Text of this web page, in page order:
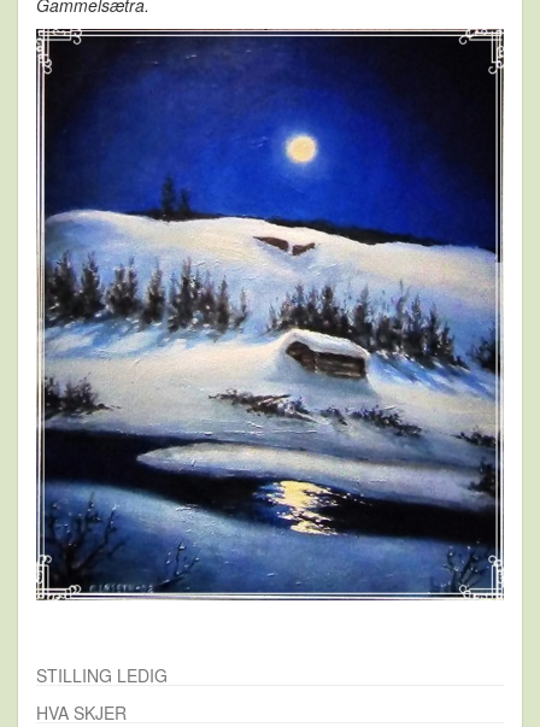
Gammelsætra.
STILLING LEDIG
HVA SKJER